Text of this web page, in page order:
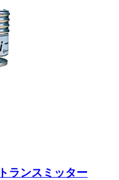
ランスミッター